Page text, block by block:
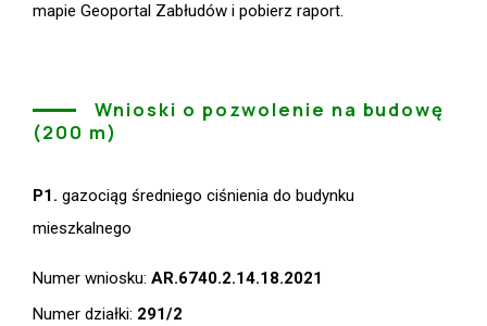
mapie Geoportal Zabłudów i pobierz raport.
Wnioski o pozwolenie na budowę
(200 m)
P1. gazociąg średniego ciśnienia do budynku
mieszkalnego
Numer wniosku: AR.6740.2.14.18.2021
Numer działki: 291/2